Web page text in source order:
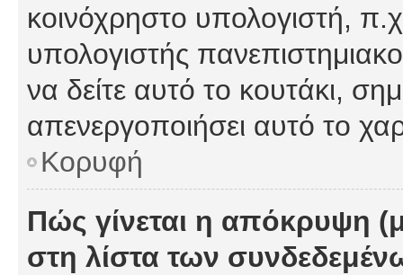
κοινόχρηστο υπολογιστή,
υπολογιστής
να δείτε αυτό το κουτάκι,
απενεργοποιήσει αυτό το
Κορυφή
Πώς γίνεται η απόκρυψη
στη λίστα των